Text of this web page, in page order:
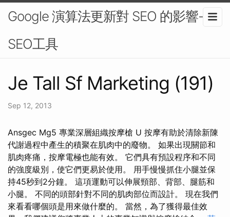
Google 演算法更新對 SEO 的影響-
SEO工具
Je Tall Sf Marketing (191)
Sep 12, 2013
Ansgec Mg5 專業深層組織按摩槍 U 按摩有助於清除新陳
代謝過程中產生的積聚在肌肉中的廢物。 如果出現關節和
肌肉疼痛，按摩電極也能有效。 它們具有預設程序和不同
的強度級別，使它們更易於使用。 用手慢慢抓住小腿並保
持45秒到2分鐘。 這項運動可以伸展頸部、背部、腿筋和
小腿。 不同的頭部針對不同的肌肉部位而設計。 現在我們
來看看哪個頭是用來做什麼的。 當然，為了獲得最佳效